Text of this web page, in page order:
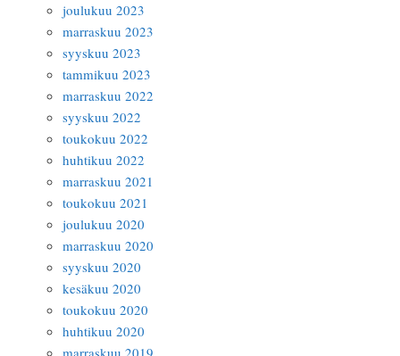
joulukuu 2023
marraskuu 2023
syyskuu 2023
tammikuu 2023
marraskuu 2022
syyskuu 2022
toukokuu 2022
huhtikuu 2022
marraskuu 2021
toukokuu 2021
joulukuu 2020
marraskuu 2020
syyskuu 2020
kesäkuu 2020
toukokuu 2020
huhtikuu 2020
marraskuu 2019